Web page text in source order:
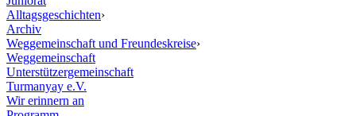
Alltagsgeschichten›
Archiv
Weggemeinschaft und Freundeskreise›
Weggemeinschaft
Unterstützergemeinschaft
Turmanyay e.V.
Wir erinnern an